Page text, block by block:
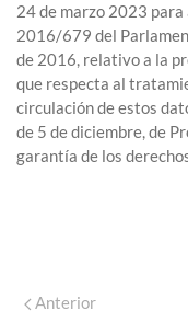
24 de marzo 2023
2016/679 del
de 2016, relativo a la
que respecta al
circulación de estos
de 5 de diciembre, de
garantía de los
Anterior